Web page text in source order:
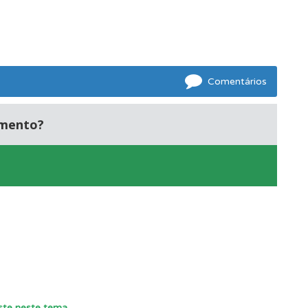
Comentários